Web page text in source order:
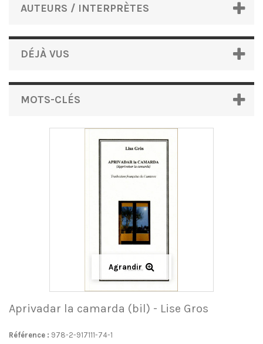
AUTEURS / INTERPRÈTES
DÉJÀ VUS
MOTS-CLÉS
Agrandir
Aprivadar la camarda (bil) - Lise Gros
Référence : 978-2-917111-74-1